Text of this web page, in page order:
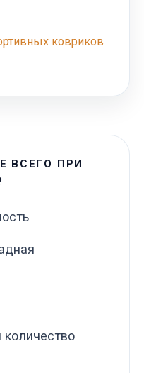
ковриков
ВСЕГО ПРИ
количество